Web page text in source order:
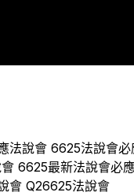
法說會 6625法說會必
6625最新法說會必
會 Q26625法說會